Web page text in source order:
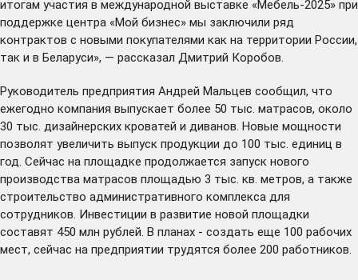
итогам участия в международной выставке «Мебель-2025» при
поддержке центра «Мой бизнес» мы заключили ряд
контрактов с новыми покупателями как на территории России,
так и в Беларуси», — рассказал Дмитрий Коробов.
Руководитель предприятия Андрей Мальцев сообщил, что
ежегодно компания выпускает более 50 тыс. матрасов, около
30 тыс. дизайнерских кроватей и диванов. Новые мощности
позволят увеличить выпуск продукции до 100 тыс. единиц в
год. Сейчас на площадке продолжается запуск нового
производства матрасов площадью 3 тыс. кв. метров, а также
строительство административного комплекса для
сотрудников. Инвестиции в развитие новой площадки
составят 450 млн рублей. В планах - создать еще 100 рабочих
мест, сейчас на предприятии трудятся более 200 работников.